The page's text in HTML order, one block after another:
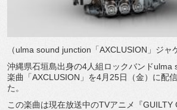
（ulma sound junction「AXCLUSION」ジャ
沖縄県石垣島出身の4人組ロックバンドulma
楽曲「AXCLUSION」を4月25日（金）に配
た。
この楽曲は現在放送中のTVアニメ『GUILTY